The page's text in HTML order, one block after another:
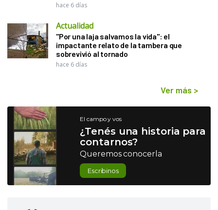
hace 6 días
Actualidad
"Por una laja salvamos la vida": el
impactante relato de la tambera que
sobrevivió al tornado
hace 6 días
Ver más >
El campo y vos
¿Tenés una historia para
contarnos?
Queremos conocerla
Escribinos